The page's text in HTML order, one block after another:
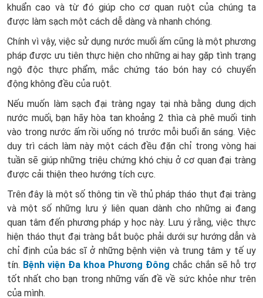
khuẩn cao và từ đó giúp cho cơ quan ruột của chúng ta
được làm sạch một cách dễ dàng và nhanh chóng.
Chính vì vậy, việc sử dụng nước muối ấm cũng là một phương
pháp được ưu tiên thực hiện cho những ai hay gặp tình trạng
ngộ độc thực phẩm, mắc chứng táo bón hay có chuyển
động không đều của ruột.
Nếu muốn làm sạch đại tràng ngay tại nhà bằng dung dịch
nước muối, bạn hãy hòa tan khoảng 2 thìa cà phê muối tinh
vào trong nước ấm rồi uống nó trước mỗi buổi ăn sáng. Việc
duy trì cách làm này một cách đều đặn chỉ trong vòng hai
tuần sẽ giúp những triệu chứng khó chịu ở cơ quan đại tràng
được cải thiện theo hướng tích cực.
Trên đây là một số thông tin về thủ pháp tháo thụt đại tràng
và một số những lưu ý liên quan dành cho những ai đang
quan tâm đến phương pháp y học này. Lưu ý rằng, việc thực
hiện tháo thụt đại tràng bắt buộc phải dưới sự hướng dẫn và
chỉ định của bác sĩ ở những bệnh viện và trung tâm y tế uy
tín. Bệnh viện Đa khoa Phương Đông chắc chắn sẽ hỗ trợ
tốt nhất cho bạn trong những vấn đề về sức khỏe như trên
của mình.